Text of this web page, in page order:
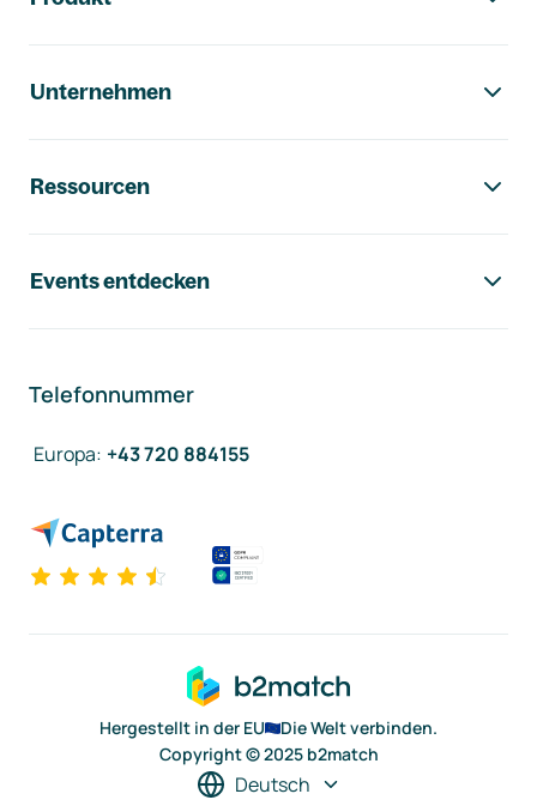
Unternehmen
Ressourcen
Events entdecken
Telefonnummer
Europa: +43 720 884155
Hergestellt in der EU
Die Welt verbinden.
Copyright © 2025 b2match
Deutsch